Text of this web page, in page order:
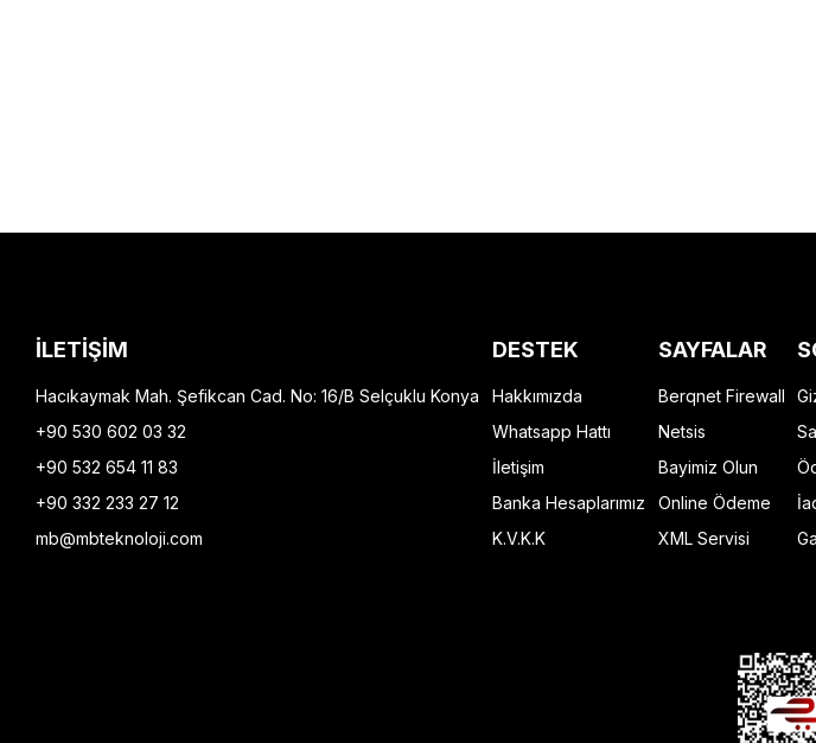
İLETİŞİM
Hacıkaymak Mah. Şefikcan Cad. No: 16/B Selçuklu Konya
+90 530 602 03 32
+90 532 654 11 83
+90 332 233 27 12
mb@mbteknoloji.com
DESTEK
Hakkımızda
Whatsapp Hattı
İletişim
Banka Hesaplarımız
K.V.K.K
SAYFALAR
Berqnet Firewall
Netsis
Bayimiz Olun
Online Ödeme
XML Servisi